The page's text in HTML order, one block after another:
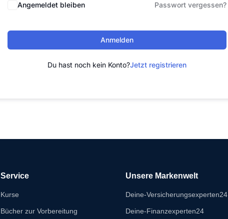
Angemeldet bleiben Passwort vergessen?
Anmelden
Du hast noch kein Konto?Jetzt registrieren
Service
Kurse
Bücher zur Vorbereitung
Unsere Markenwelt
Deine-Versicherungsexperten24
Deine-Finanzexperten24